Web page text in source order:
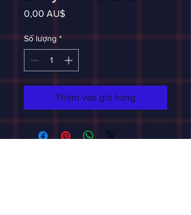
0,00 AU$Giá
Số lượng *
Thêm vào giỏ hàng